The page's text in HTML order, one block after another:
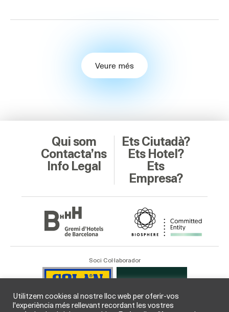
Veure més
Qui som
Contacta’ns
Info Legal
Ets Ciutadà?
Ets Hotel?
Ets
Empresa?
Soci Col·laborador
Utilitzem cookies al nostre lloc web per oferir-vos
l'experiència més rellevant recordant les vostres